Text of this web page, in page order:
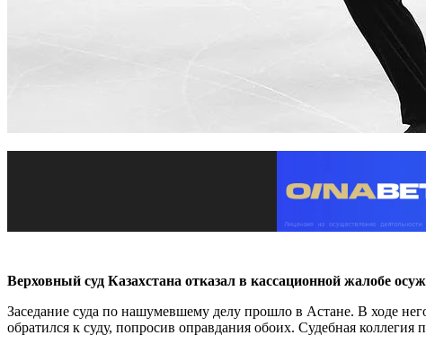
Верховный суд Казахстана отказал в кассационной жалобе
Заседание суда по нашумевшему делу прошло в Астане. В ходе
обратился к суду, попросив оправдания обоих. Судебная